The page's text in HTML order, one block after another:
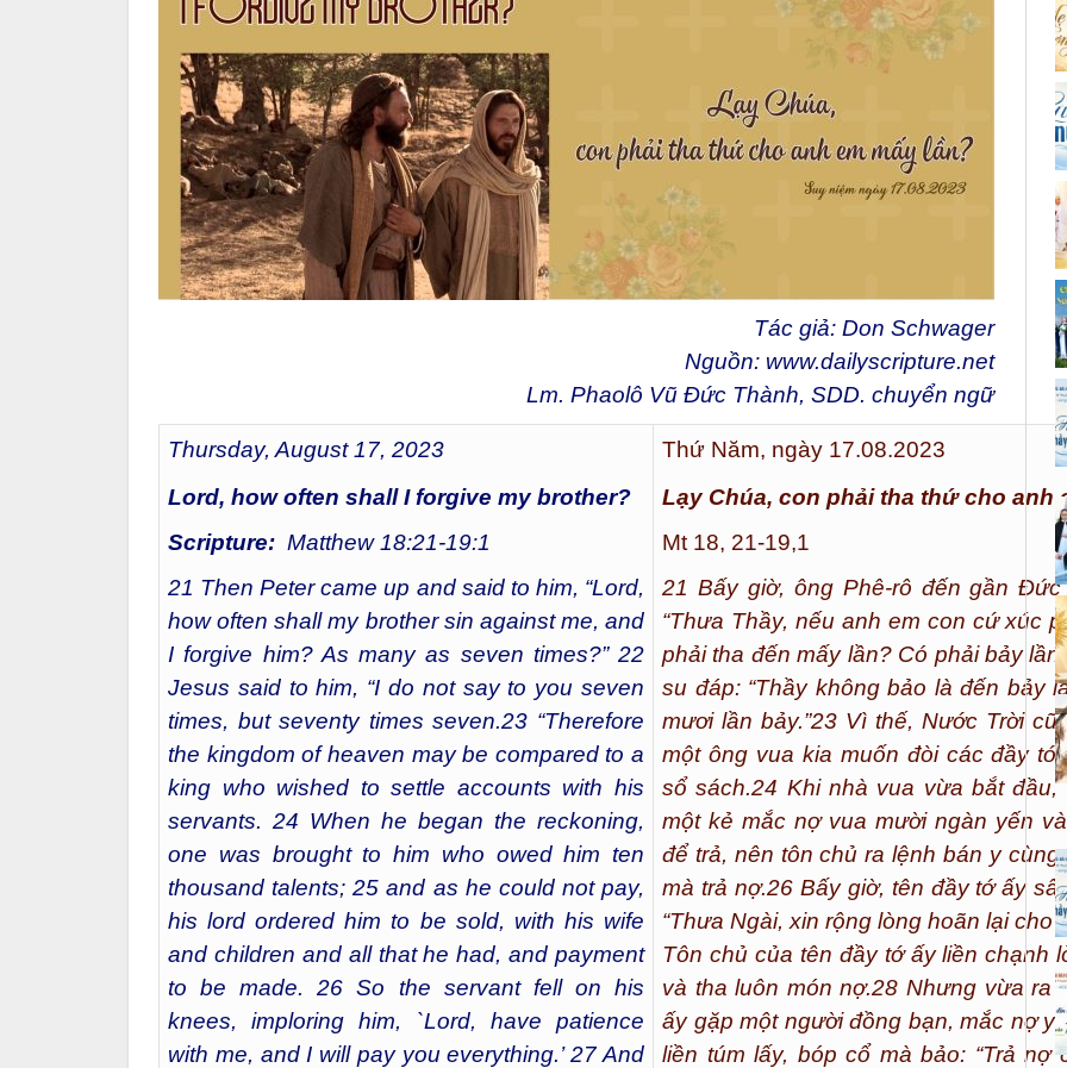
Tác giả: Don Schwager
Nguồn: www.dailyscripture.net
Lm. Phaolô Vũ Đức Thành, SDD. chuyển ngữ
Thursday, August 17, 2023
Lord, how often shall I forgive my brother?
Scripture: Matthew 18:21-19:1
21 Then Peter came up and said to him, “Lord,
how often shall my brother sin against me, and
I forgive him? As many as seven times?” 22
Jesus said to him, “I do not say to you seven
times, but seventy times seven.23 “Therefore
the kingdom of heaven may be compared to a
king who wished to settle accounts with his
servants. 24 When he began the reckoning,
one was brought to him who owed him ten
thousand talents; 25 and as he could not pay,
his lord ordered him to be sold, with his wife
and children and all that he had, and payment
to be made. 26 So the servant fell on his
knees, imploring him, `Lord, have patience
with me, and I will pay you everything.’ 27 And
Thứ Năm, ngày 17.08.2023
Lạy Chúa, con phải tha thứ cho anh
Mt 18, 21-19,1
21 Bấy giờ, ông Phê-rô đến gần
“Thưa Thầy, nếu anh em con cứ xúc
phải tha đến mấy lần? Có phải bảy lần
su đáp: “Thầy không bảo là đến bảy
mươi lần bảy.”23 Vì thế, Nước Trời
một ông vua kia muốn đòi các đầy tớ
sổ sách.24 Khi nhà vua vừa bắt
một kẻ mắc nợ vua mười ngàn yến
để trả, nên tôn chủ ra lệnh bán y
mà trả nợ.26Bấy giờ, tên đầy tớ ấy
“Thưa Ngài, xin rộng lòng hoãn lại cho
Tôn chủ của tên đầy tớ ấy liền chạnh
và tha luôn món nợ.28 Nhưng vừa ra
ấy gặp một người đồng bạn, mắc nợ y
liền túm lấy, bóp cổ mà bảo: “Trả nợ